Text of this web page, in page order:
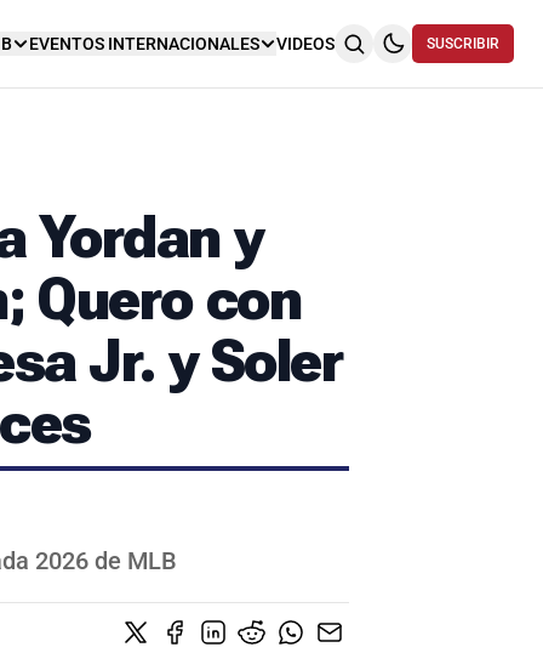
EVENTOS INTERNACIONALES VIDEOS SUSCRIBIR
Yordan y
Quero con
Jr. y Soler
2026 de MLB